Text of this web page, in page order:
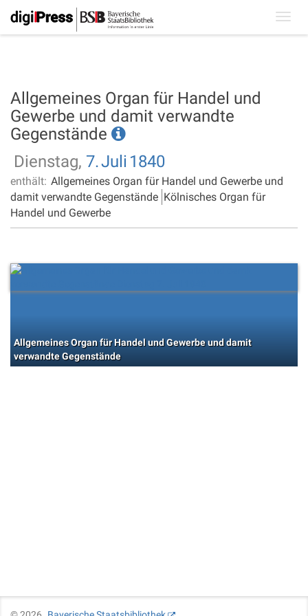
Allgemeines Organ für Handel und
Gewerbe und damit verwandte
Gegenstände
Dienstag, 7.Juli 1840
enthält: Allgemeines Organ für Handel und Gewerbe und
damit verwandte Gegenstände Kölnisches Organ für
Handel und Gewerbe
Allgemeines Organ für Handel und Gewerbe und damit
verwandte Gegenstände